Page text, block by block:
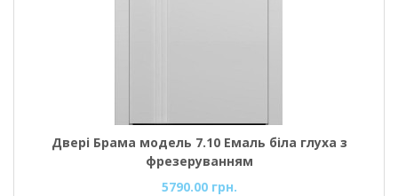
Двері Брама модель 7.10 Емаль біла глуха з
фрезеруванням
5790.00 грн.